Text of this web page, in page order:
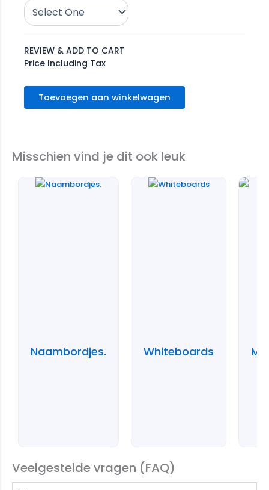
REVIEW & ADD TO CART
Price Including Tax
Toevoegen aan winkelwagen
Misschien vind je dit ook leuk
Naambordjes. Whiteboards
Veelgestelde vragen (FAQ)